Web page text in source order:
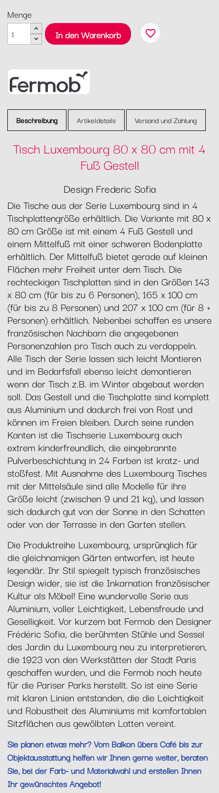
Menge
In den Warenkorb
favorite_border
Beschreibung Artikeldetails Versand und Zahlung
Tisch Luxembourg 80 x 80 cm mit 4
Fuß Gestell
Design Frederic Sofia
Die Tische aus der Serie Luxembourg sind in 4
Tischplattengröße erhältlich. Die Variante mit 80 x
80 cm Größe ist mit einem 4 Fuß Gestell und
einem Mittelfuß mit einer schweren Bodenplatte
erhältlich. Der Mittelfuß bietet gerade auf kleinen
Flächen mehr Freiheit unter dem Tisch. Die
rechteckigen Tischplatten sind in den Größen 143
x 80 cm (für bis zu 6 Personen), 165 x 100 cm
(für bis zu 8 Personen) und 207 x 100 cm (für 8 +
Personen) erhältlich. Nebenbei schaffen es unsere
französischen Nachbarn die angegebenen
Personenzahlen pro Tisch auch zu verdoppeln.
Alle Tisch der Serie lassen sich leicht Montieren
und im Bedarfsfall ebenso leicht demontieren
wenn der Tisch z.B. im Winter abgebaut werden
soll. Das Gestell und die Tischplatte sind komplett
aus Aluminium und dadurch frei von Rost und
können im Freien bleiben. Durch seine runden
Kanten ist die Tischserie Luxembourg auch
extrem kinderfreundlich, die eingebrannte
Pulverbeschichtung in 24 Farben ist kratz- und
stoßfest. Mit Ausnahme des Luxembourg Tisches
mit der Mittelsäule sind alle Modelle für ihre
Größe leicht (zwischen 9 und 21 kg), und lassen
sich dadurch gut von der Sonne in den Schatten
oder von der Terrasse in den Garten stellen.
Die Produktreihe Luxembourg, ursprünglich für
die gleichnamigen Gärten entworfen, ist heute
legendär. Ihr Stil spiegelt typisch französisches
Design wider, sie ist die Inkarnation französischer
Kultur als Möbel! Eine wundervolle Serie aus
Aluminium, voller Leichtigkeit, Lebensfreude und
Geselligkeit. Vor kurzem bat Fermob den Designer
Frédéric Sofia, die berühmten Stühle und Sessel
des Jardin du Luxembourg neu zu interpretieren,
die 1923 von den Werkstätten der Stadt Paris
geschaffen wurden, und die Fermob noch heute
für die Pariser Parks herstellt. So ist eine Serie
mit klaren Linien entstanden, die die Leichtigkeit
und Robustheit des Aluminiums mit komfortablen
Sitzflächen aus gewölbten Latten vereint.
Sie planen etwas mehr? Vom Balkon übers Café bis zur
Objektausstattung helfen wir Ihnen gerne weiter, beraten
Sie, bei der Farb- und Materialwahl und erstellen Ihnen
Ihr gewünschtes Angebot!